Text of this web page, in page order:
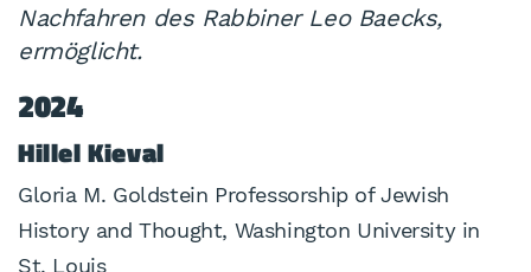
Nachfahren des Rabbiner Leo Baecks,
ermöglicht.
2024
Hillel Kieval
Gloria M. Goldstein Professorship of Jewish
History and Thought, Washington University in
St. Louis